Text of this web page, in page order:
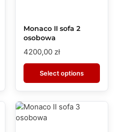
Monaco II sofa 2
osobowa
4200,00 zł
Select options